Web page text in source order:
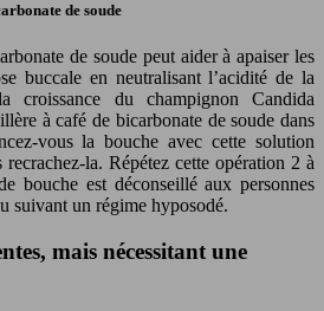
de soude
de soude peut aider à apaiser les
buccale en neutralisant l’acidité de la
du champignon Candida
à café de bicarbonate de soude dans
vous la bouche avec cette solution
la. Répétez cette opération 2 à
bouche est déconseillé aux personnes
suivant un régime hyposodé.
mais nécessitant une